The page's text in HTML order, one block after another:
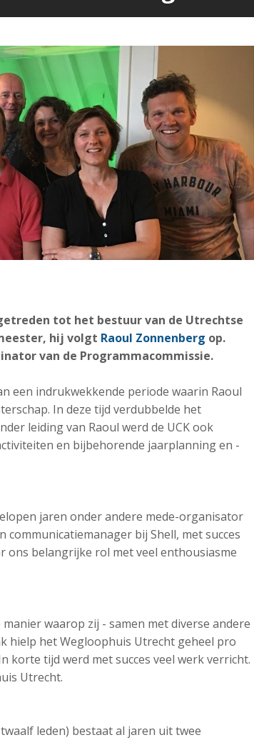
tot het bestuur van de Utrechtse
hij volgt Raoul Zonnenberg op.
van de Programmacommissie.
een indrukwekkende periode waarin Raoul
In deze tijd verdubbelde het
leiding van Raoul werd de UCK ook
en bijbehorende jaarplanning en -
jaren onder andere mede-organisator
bij Shell, met succes
ons belangrijke rol met veel enthousiasme
waarop zij - samen met diverse andere
hielp het Wegloophuis Utrecht geheel pro
korte tijd werd met succes veel werk verricht.
Utrecht.
leden) bestaat al jaren uit twee